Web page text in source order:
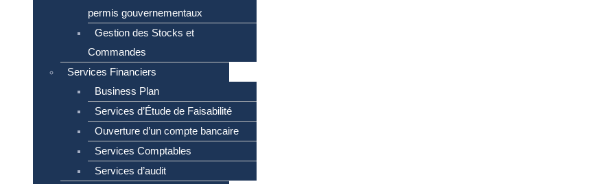
permis gouvernementaux
Gestion des Stocks et
Commandes
Services Financiers
Business Plan
Services d’Étude de Faisabilité
Ouverture d’un compte bancaire
Services Comptables
Services d’audit